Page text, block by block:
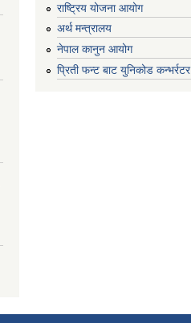
राष्ट्रिय योजना आयोग
अर्थ मन्त्रालय
नेपाल कानुन आयोग
प्रिती फन्ट बाट युनिकोड कन्भर्रटर